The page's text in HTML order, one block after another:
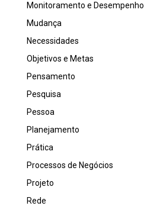
Monitoramento e Desempenho
Mudança
Necessidades
Objetivos e Metas
Pensamento
Pesquisa
Pessoa
Planejamento
Prática
Processos de Negócios
Projeto
Rede